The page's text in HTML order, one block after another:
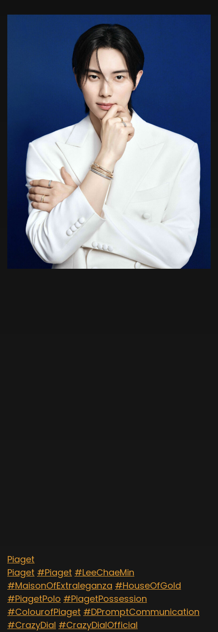
Piaget
Piaget #Piaget #LeeChaeMin
#MaisonOfExtraleganza #HouseOfGold
#PiagetPolo #PiagetPossession
#ColourofPiaget #DPromptCommunication
#CrazyDial #CrazyDialOfficial